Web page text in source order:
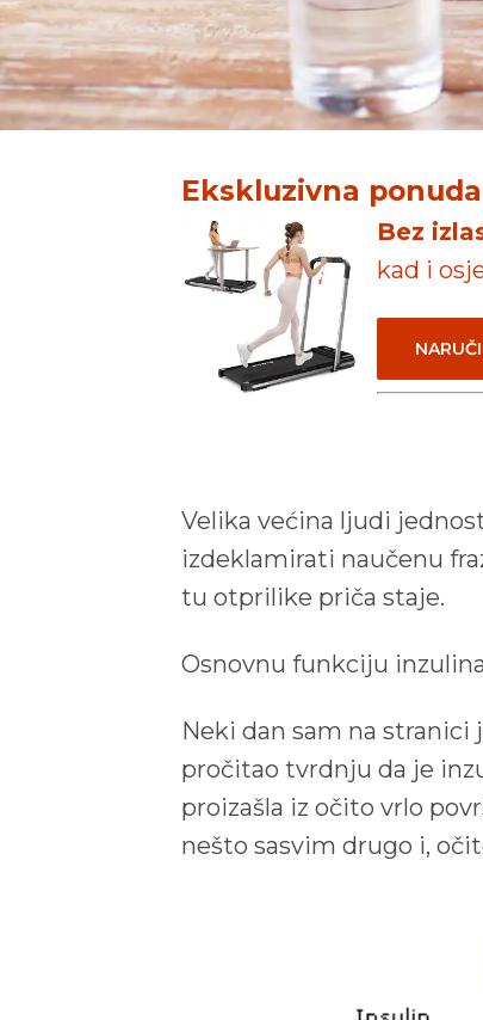
Ekskluzivna ponuda
Bez
kad i
Velika većina ljudi
izdeklamirati naučenu
tu otprilike priča staje.
Osnovnu funkciju
Neki dan sam na
pročitao tvrdnju da je
proizašla iz očito vrlo
nešto sasvim drugo i,